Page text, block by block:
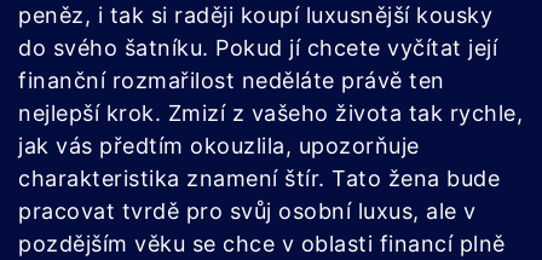
peněz, i tak si raději koupí luxusnější kousky
do svého šatníku. Pokud jí chcete vyčítat její
finanční rozmařilost neděláte právě ten
nejlepší krok. Zmizí z vašeho života tak rychle,
jak vás předtím okouzlila, upozorňuje
charakteristika znamení štír. Tato žena bude
pracovat tvrdě pro svůj osobní luxus, ale v
pozdějším věku se chce v oblasti financí plně